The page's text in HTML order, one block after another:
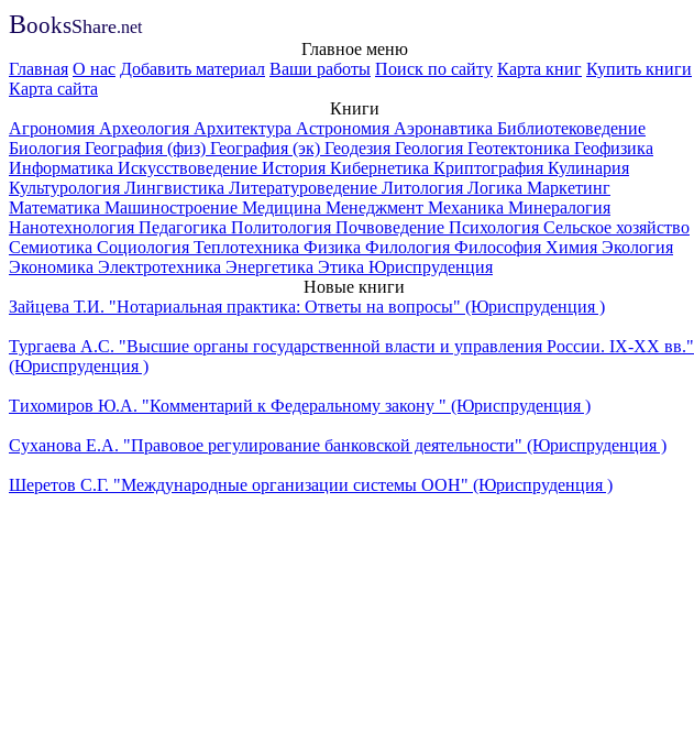
BooksShare.net
Главное меню
Главная О нас Добавить материал Ваши работы Поиск по сайту Карта книг Купить книги
Карта сайта
Книги
Агрономия Археология Архитектура Астрономия Аэронавтика Библиотековедение
Биология География (физ) География (эк) Геодезия Геология Геотектоника Геофизика
Информатика Искусствоведение История Кибернетика Криптография Кулинария
Культурология Лингвистика Литературоведение Литология Логика Маркетинг
Математика Машиностроение Медицина Менеджмент Механика Минералогия
Нанотехнология Педагогика Политология Почвоведение Психология Сельское хозяйство
Семиотика Социология Теплотехника Физика Филология Философия Химия Экология
Экономика Электротехника Энергетика Этика Юриспруденция
Новые книги
Зайцева Т.И. "Нотариальная практика: Ответы на вопросы" (Юриспруденция )
Тургаева А.С. "Высшие органы государственной власти и управления России. IХ-ХХ вв."
(Юриспруденция )
Тихомиров Ю.А. "Комментарий к Федеральному закону " (Юриспруденция )
Суханова Е.А. "Правовое регулирование банковской деятельности" (Юриспруденция )
Шеретов С.Г. "Международные организации системы ООН" (Юриспруденция )